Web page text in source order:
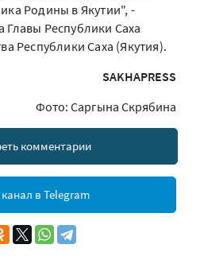
Родины в Якутии", -
Главы Республики Саха
Республики Саха (Якутия).
SAKHAPRESS
Фото: Саргына Скрябина
комментарии
в Telegram